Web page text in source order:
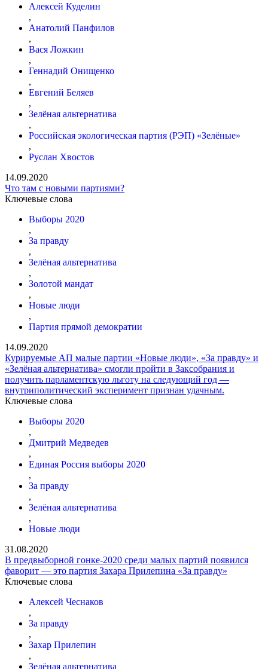
Алексей Куделин
,
Анатолий Панфилов
,
Вася Ложкин
,
Геннадий Онищенко
,
Евгений Беляев
,
Зелёная альтернатива
,
Российская экологическая партия (РЭП) «Зелёные»
,
Руслан Хвостов
14.09.2020
Что там с новыми партиями?
Ключевые слова
Выборы 2020
,
За правду
,
Зелёная альтернатива
,
Золотой мандат
,
Новые люди
,
Партия прямой демократии
14.09.2020
Курируемые АП малые партии «Новые люди», «За правду» и
«Зелёная альтернатива» смогли пройти в Заксобрания и
получить парламентскую льготу на следующий год —
внутриполитический эксперимент признан удачным.
Ключевые слова
Выборы 2020
,
Дмитрий Медведев
,
Единая Россия выборы 2020
,
За правду
,
Зелёная альтернатива
,
Новые люди
31.08.2020
В предвыборной гонке-2020 среди малых партий появился
фаворит — это партия Захара Прилепина «За правду»
Ключевые слова
Алексей Чеснаков
,
За правду
,
Захар Прилепин
,
Зелёная альтернатива